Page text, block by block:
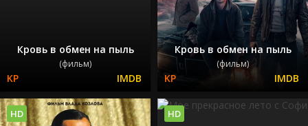
Кровь в обмен на пыль
(фильм)
Кровь в обмен на пыль
(фильм)
HD HD